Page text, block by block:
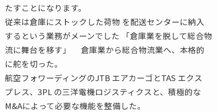
たすことになります。
従来は倉庫にストックした荷物 を配送センターに納入
するという業務がメーンでした 「倉庫業を脱して総合物
流に舞台を移す」 倉庫業から総合物流業へ、本格的
に舵を切った。
航空フォワーディングのJTB エアカーゴとTAS エクス
プレス、3PL の三洋電機ロジスティクスと、積極的な
M&Aによって必要な機能を整備した。